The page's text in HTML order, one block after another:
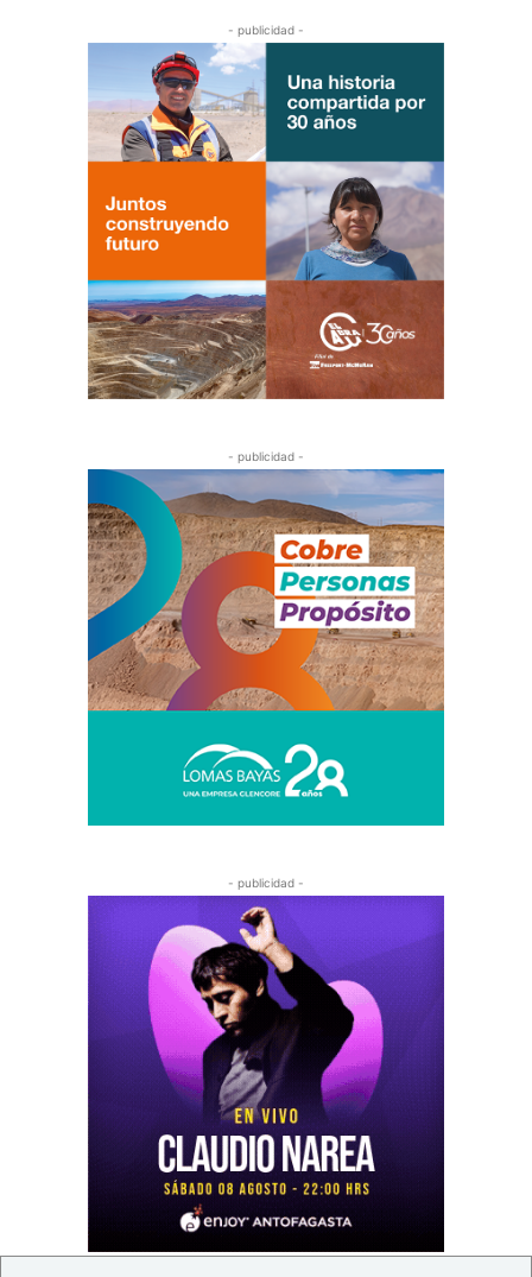
- publicidad -
- publicidad -
- publicidad -